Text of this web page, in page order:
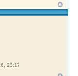
23:17